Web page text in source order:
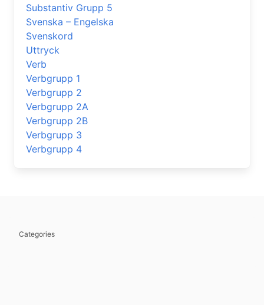
Substantiv Grupp 5
Svenska – Engelska
Svenskord
Uttryck
Verb
Verbgrupp 1
Verbgrupp 2
Verbgrupp 2A
Verbgrupp 2B
Verbgrupp 3
Verbgrupp 4
Categories